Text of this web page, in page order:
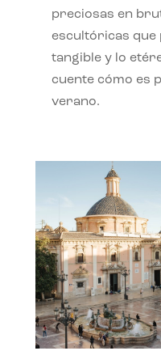
preciosas en
escultóricas
tangible y lo
cuente cómo es
verano.